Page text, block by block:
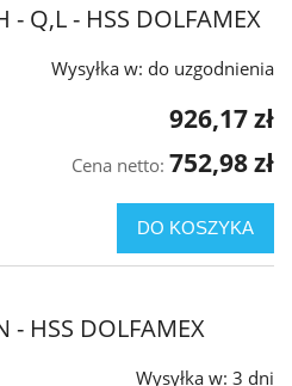
- Q,L - HSS DOLFAMEX
Wysyłka w: do uzgodnienia
926,17 zł
Cena netto: 752,98 zł
DO KOSZYKA
- HSS DOLFAMEX
Wysyłka w: 3 dni